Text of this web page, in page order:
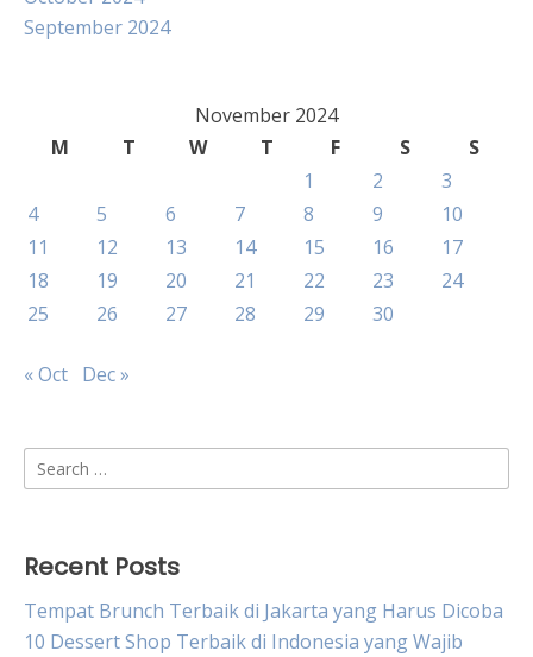
September 2024
November 2024
M
T W T F S
S
1
2
3
4
5 6 7 8 9
10
11
12 13 14 15 16
17
18
19 20 21 22 23
24
25
26 27 28 29 30
« Oct Dec »
Search
for:
Recent Posts
Tempat Brunch Terbaik di Jakarta yang Harus Dicoba
10 Dessert Shop Terbaik di Indonesia yang Wajib